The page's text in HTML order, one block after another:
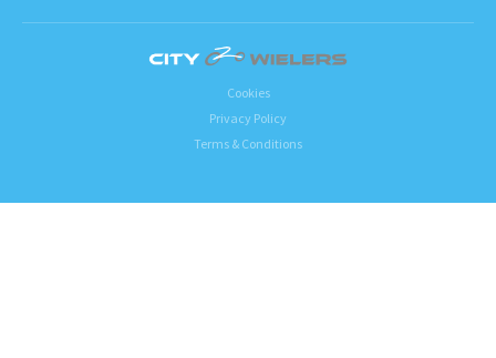
Cookies
Privacy Policy
Terms & Conditions